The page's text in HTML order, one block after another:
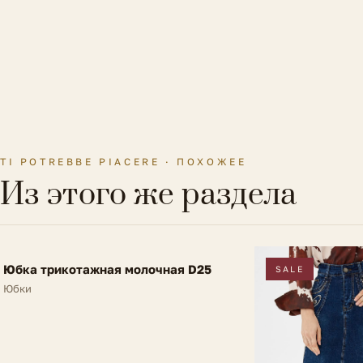
TI POTREBBE PIACERE · ПОХОЖЕЕ
Из этого же раздела
NEW
FV
Юбка трикотажная молочная D25
Юбки
SALE